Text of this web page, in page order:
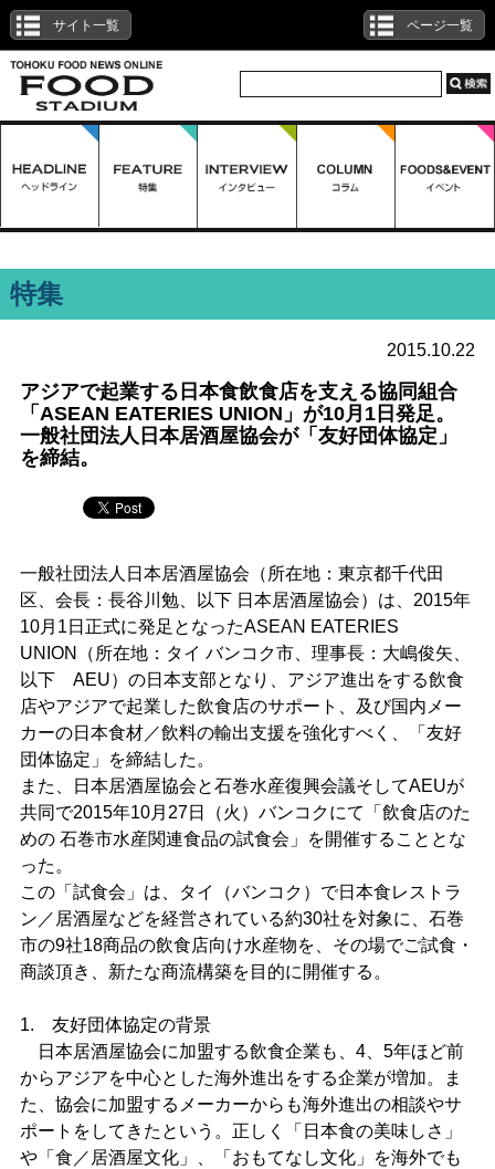
サイト一覧 ページ一覧
特集
2015.10.22
アジアで起業する日本食飲食店を支える協同組合
「ASEAN EATERIES UNION」が10月1日発足。
一般社団法人日本居酒屋協会が「友好団体協定」
を締結。
一般社団法人日本居酒屋協会（所在地：東京都千代田
区、会長：長谷川勉、以下 日本居酒屋協会）は、2015年
10月1日正式に発足となったASEAN EATERIES
UNION（所在地：タイ バンコク市、理事長：大嶋俊矢、
以下 AEU）の日本支部となり、アジア進出をする飲食
店やアジアで起業した飲食店のサポート、及び国内メー
カーの日本食材／飲料の輸出支援を強化すべく、「友好
団体協定」を締結した。
また、日本居酒屋協会と石巻水産復興会議そしてAEUが
共同で2015年10月27日（火）バンコクにて「飲食店のた
めの 石巻市水産関連食品の試食会」を開催することとな
った。
この「試食会」は、タイ（バンコク）で日本食レストラ
ン／居酒屋などを経営されている約30社を対象に、石巻
市の9社18商品の飲食店向け水産物を、その場でご試食・
商談頂き、新たな商流構築を目的に開催する。
1. 友好団体協定の背景
日本居酒屋協会に加盟する飲食企業も、4、5年ほど前
からアジアを中心とした海外進出をする企業が増加。ま
た、協会に加盟するメーカーからも海外進出の相談やサ
ポートをしてきたという。正しく「日本食の美味しさ」
や「食／居酒屋文化」、「おもてなし文化」を海外でも